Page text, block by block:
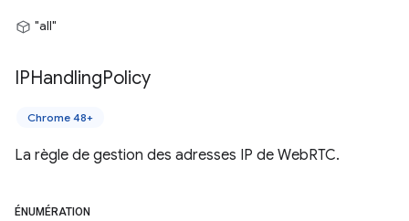
"all"
IPHandlingPolicy
Chrome 48+
La règle de gestion des adresses IP de WebRTC.
ÉNUMÉRATION